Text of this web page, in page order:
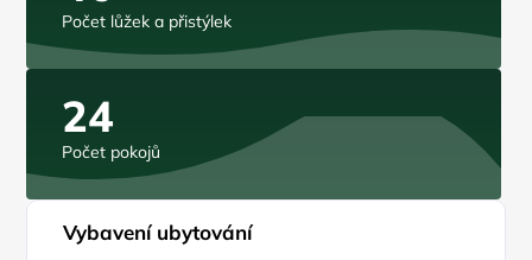
Počet lůžek a přistýlek
24
Počet pokojů
Vybavení ubytování